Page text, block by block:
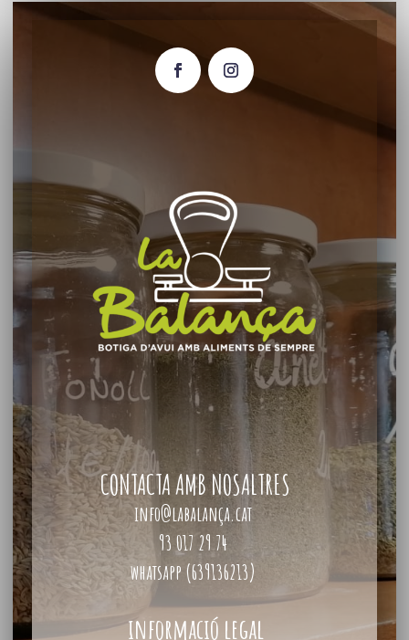
CONTACTA AMB NOSALTRES
info@labalança.cat
93 017 29 74
whatsapp (639136213)
informació legal